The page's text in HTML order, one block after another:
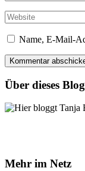
Name, E-Mail-
Über dieses Blog
Hier bloggt Tanja
Mehr im Netz